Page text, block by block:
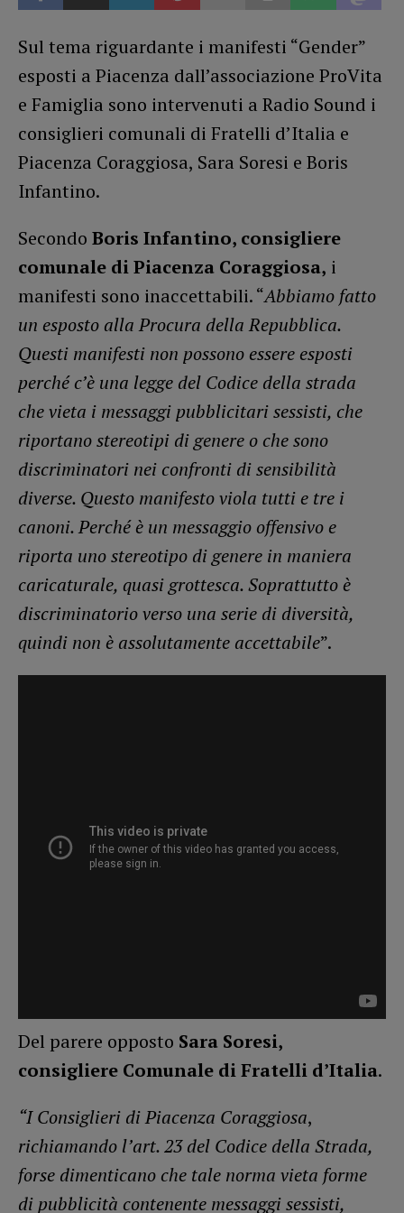
Sul tema riguardante i manifesti “Gender”
esposti a Piacenza dall’associazione ProVita
e Famiglia sono intervenuti a Radio Sound i
consiglieri comunali di Fratelli d’Italia e
Piacenza Coraggiosa, Sara Soresi e Boris
Infantino.
Secondo Boris Infantino, consigliere
comunale di Piacenza Coraggiosa, i
manifesti sono inaccettabili. “Abbiamo fatto
un esposto alla Procura della Repubblica.
Questi manifesti non possono essere esposti
perché c’è una legge del Codice della strada
che vieta i messaggi pubblicitari sessisti, che
riportano stereotipi di genere o che sono
discriminatori nei confronti di sensibilità
diverse. Questo manifesto viola tutti e tre i
canoni. Perché è un messaggio offensivo e
riporta uno stereotipo di genere in maniera
caricaturale, quasi grottesca. Soprattutto è
discriminatorio verso una serie di diversità,
quindi non è assolutamente accettabile”.
Del parere opposto Sara Soresi,
consigliere Comunale di Fratelli d’Italia.
“I Consiglieri di Piacenza Coraggiosa,
richiamando l’art. 23 del Codice della Strada,
forse dimenticano che tale norma vieta forme
di pubblicità contenente messaggi sessisti,